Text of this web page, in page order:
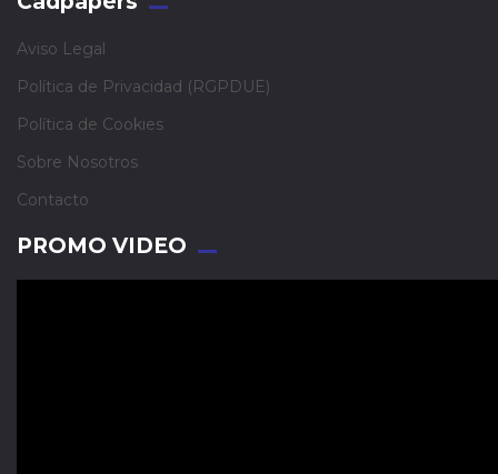
Aviso Legal
Política de Privacidad (RGPDUE)
Política de Cookies
Sobre Nosotros
Contacto
PROMO VIDEO